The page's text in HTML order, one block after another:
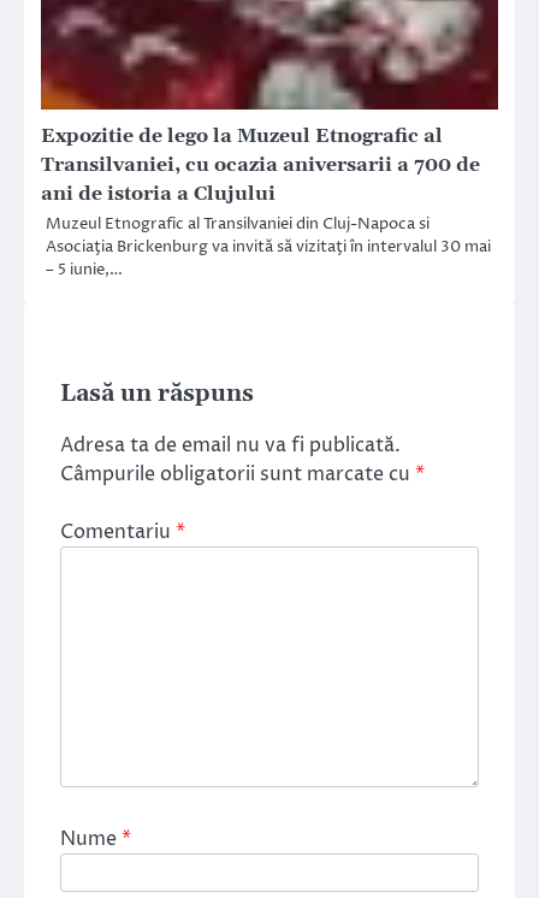
Expozitie de lego la Muzeul Etnografic al
Transilvaniei, cu ocazia aniversarii a 700 de
ani de istoria a Clujului
Muzeul Etnografic al Transilvaniei din Cluj-Napoca si
Asociaţia Brickenburg va invită să vizitaţi în intervalul 30 mai
– 5 iunie,…
Lasă un răspuns
Adresa ta de email nu va fi publicată.
Câmpurile obligatorii sunt marcate cu *
Comentariu *
Nume*